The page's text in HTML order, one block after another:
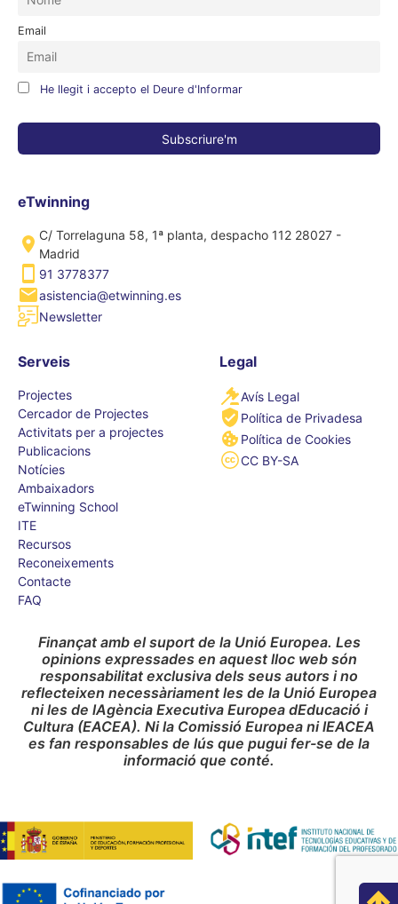
Email
He llegit i accepto el Deure d'Informar
eTwinning
C/ Torrelaguna 58, 1ª planta, despacho 112 28027 -
Madrid
91 3778377
asistencia@etwinning.es
Newsletter
Serveis
Projectes
Cercador de Projectes
Activitats per a projectes
Publicacions
Notícies
Ambaixadors
eTwinning School
ITE
Recursos
Reconeixements
Contacte
FAQ
Legal
Avís Legal
Política de Privadesa
Política de Cookies
CC BY-SA
Finançat amb el suport de la Unió Europea. Les
opinions expressades en aquest lloc web són
responsabilitat exclusiva dels seus autors i no
reflecteixen necessàriament les de la Unió Europea
ni les de lAgència Executiva Europea dEducació i
Cultura (EACEA). Ni la Comissió Europea ni lEACEA
es fan responsables de lús que pugui fer-se de la
informació que conté.